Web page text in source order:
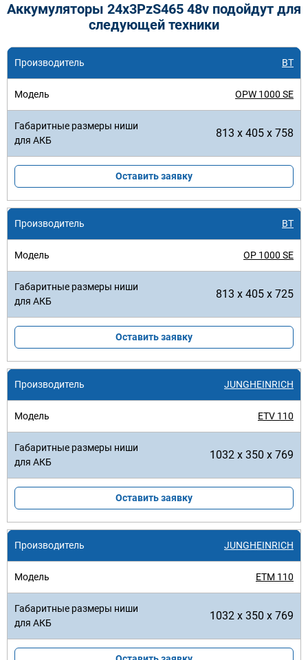
Аккумуляторы 24x3PzS465 48v подойдут для
следующей техники
BT
OPW 1000 SE
813 x 405 x 758
Оставить заявку
BT
OP 1000 SE
813 x 405 x 725
Оставить заявку
JUNGHEINRICH
ETV 110
1032 x 350 x 769
Оставить заявку
JUNGHEINRICH
ETM 110
1032 x 350 x 769